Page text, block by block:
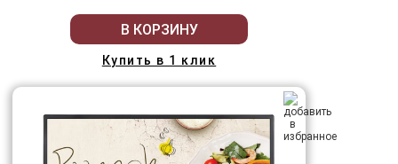
В КОРЗИНУ
Купить в 1 клик